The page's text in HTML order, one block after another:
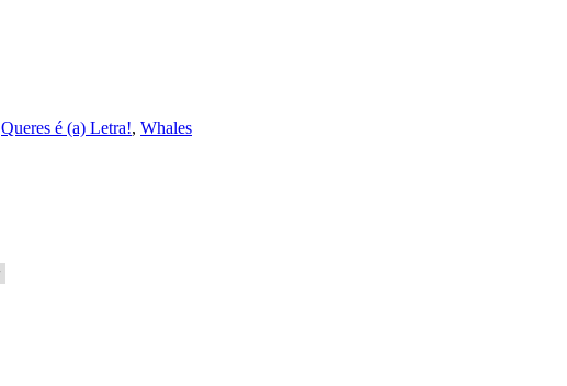
Queres é (a) Letra!, Whales